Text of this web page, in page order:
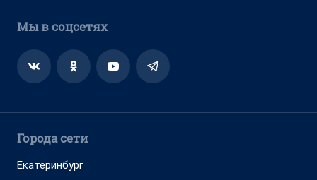
Мы в соцсетях
Города сети
Екатеринбург